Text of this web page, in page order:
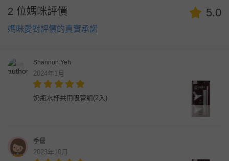
2 位媽咪評價
媽咪愛對評價的真實承諾
5.0
Shannon Yeh
2024年1月
奶瓶水杯共用吸管組(2入)
季儒
2023年10月